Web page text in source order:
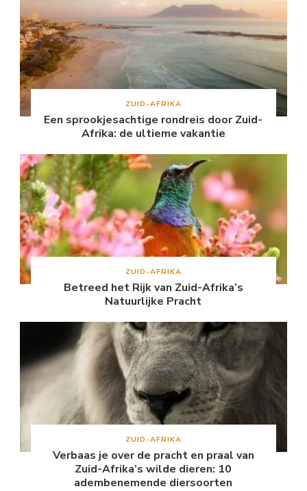
ZUID-AFRIKA
Een sprookjesachtige rondreis door Zuid-
Afrika: de ultieme vakantie
ZUID-AFRIKA
Betreed het Rijk van Zuid-Afrika’s
Natuurlijke Pracht
ZUID-AFRIKA
Verbaas je over de pracht en praal van
Zuid-Afrika’s wilde dieren: 10
adembenemende diersoorten